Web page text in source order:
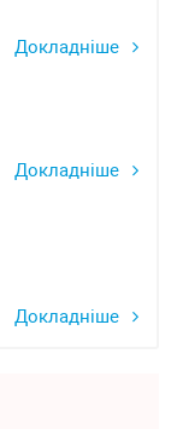
Докладніше
Докладніше
Докладніше